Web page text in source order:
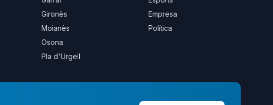
Gironès
Moianès
Osona
Pla d'Urgell
Empresa
Política